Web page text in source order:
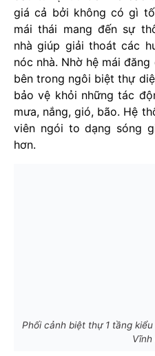
giá cả bởi không có gì
mái thái mang đến sự
nhà giúp giải thoát các
nóc nhà. Nhờ hệ mái
bên trong ngôi biệt thự
bảo vệ khỏi những tác
mưa, nắng, gió, bão. Hệ
viên ngói to dạng sóng
hơn.
Phối cảnh biệt thự 1 tầng
Vĩnh